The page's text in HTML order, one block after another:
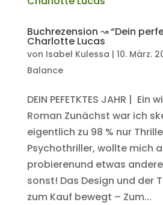
Buchrezension ↝ “Dein
Charlotte Lucas
von Isabel Kulessa | 10. März.
Balance
DEIN PEFETKTES JAHR |
Roman Zunächst war ich
eigentlich zu 98 % nur
Psychothriller, wollte mich
probierenund etwas
sonst! Das Design und der
zum Kauf bewegt – Zum...